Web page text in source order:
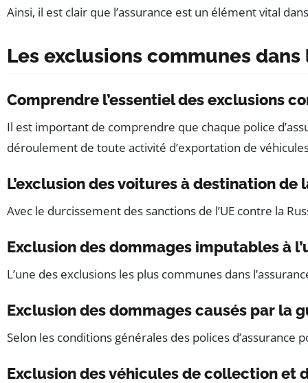
Ainsi, il est clair que l’assurance est un élément vital
Les exclusions communes
Comprendre l’essentiel des exclusions
Il est important de comprendre que chaque police
déroulement de toute activité d’exportation de
L’exclusion des voitures à destination de
Avec le durcissement des sanctions de l’UE contre la
Exclusion des dommages imputables à
L’une des exclusions les plus communes dans
Exclusion des dommages causés par la
Selon les conditions générales des polices
Exclusion des véhicules de collection et